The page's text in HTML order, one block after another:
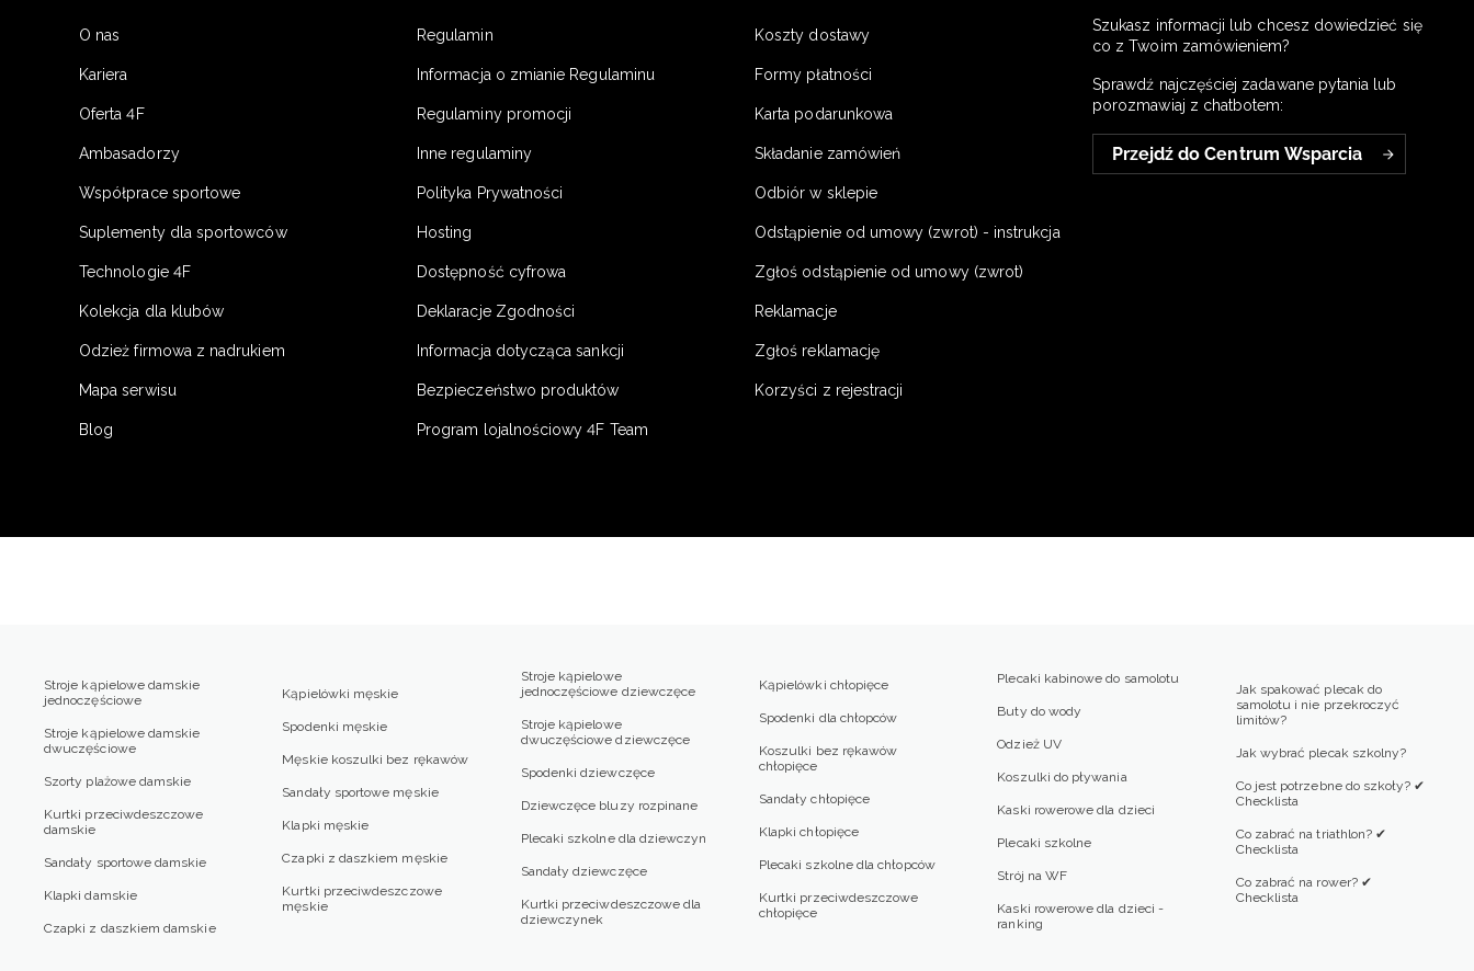
O nas
Kariera
Oferta 4F
Ambasadorzy
Współprace sportowe
Suplementy dla sportowców
Technologie 4F
Kolekcja dla klubów
Odzież firmowa z nadrukiem
Mapa serwisu
Blog
Regulamin
Informacja o zmianie Regulaminu
Regulaminy promocji
Inne regulaminy
Polityka Prywatności
Hosting
Dostępność cyfrowa
Deklaracje Zgodności
Informacja dotycząca sankcji
Bezpieczeństwo produktów
Program lojalnościowy 4F Team
Koszty dostawy
Formy płatności
Karta podarunkowa
Składanie zamówień
Odbiór w sklepie
Odstąpienie od umowy (zwrot) - instrukcja
Zgłoś odstąpienie od umowy (zwrot)
Reklamacje
Zgłoś reklamację
Korzyści z rejestracji
Szukasz informacji lub chcesz dowiedzieć się
co z Twoim zamówieniem?
Sprawdź najczęściej zadawane pytania lub
porozmawiaj z chatbotem:
Przejdź do Centrum Wsparcia
Stroje kąpielowe damskie
jednoczęściowe
Stroje kąpielowe damskie
dwuczęściowe
Szorty plażowe damskie
Kurtki przeciwdeszczowe
damskie
Sandały sportowe damskie
Klapki damskie
Czapki z daszkiem damskie
Kąpielówki męskie
Spodenki męskie
Męskie koszulki bez rękawów
Sandały sportowe męskie
Klapki męskie
Czapki z daszkiem męskie
Kurtki przeciwdeszczowe
męskie
Stroje kąpielowe
jednoczęściowe dziewczęce
Stroje kąpielowe
dwuczęściowe dziewczęce
Spodenki dziewczęce
Dziewczęce bluzy rozpinane
Plecaki szkolne dla dziewczyn
Sandały dziewczęce
Kurtki przeciwdeszczowe dla
dziewczynek
Kąpielówki chłopięce
Spodenki dla chłopców
Koszulki bez rękawów
chłopięce
Sandały chłopięce
Klapki chłopięce
Plecaki szkolne dla chłopców
Kurtki przeciwdeszczowe
chłopięce
Plecaki kabinowe do samolotu
Buty do wody
Odzież UV
Koszulki do pływania
Kaski rowerowe dla dzieci
Plecaki szkolne
Strój na WF
Kaski rowerowe dla dzieci -
ranking
Jak spakować plecak do
samolotu i nie przekroczyć
limitów?
Jak wybrać plecak szkolny?
Co jest potrzebne do szkoły? ✔
Checklista
Co zabrać na triathlon? ✔
Checklista
Co zabrać na rower? ✔
Checklista